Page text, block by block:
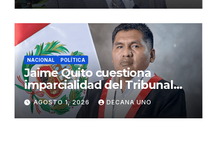
NACIONAL POLÍTICA
Jaime Quito cuestiona
imparcialidad del Tribunal
Constitucional tras liberación
de Ollanta Humala
AGOSTO 1, 2026 DECANA UNO